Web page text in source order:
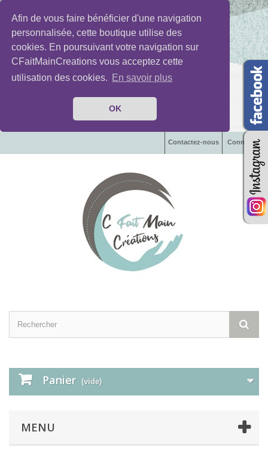
Afin de vous faire bénéficier d'une navigation
personnalisée, cette boutique utilise des
cookies. En poursuivant votre navigation sur
CFaitMainCreations vous acceptez cette
utilisation des cookies.
En savoir plus
OK
Connexion
Contactez-nous
Panier (vide)
MENU